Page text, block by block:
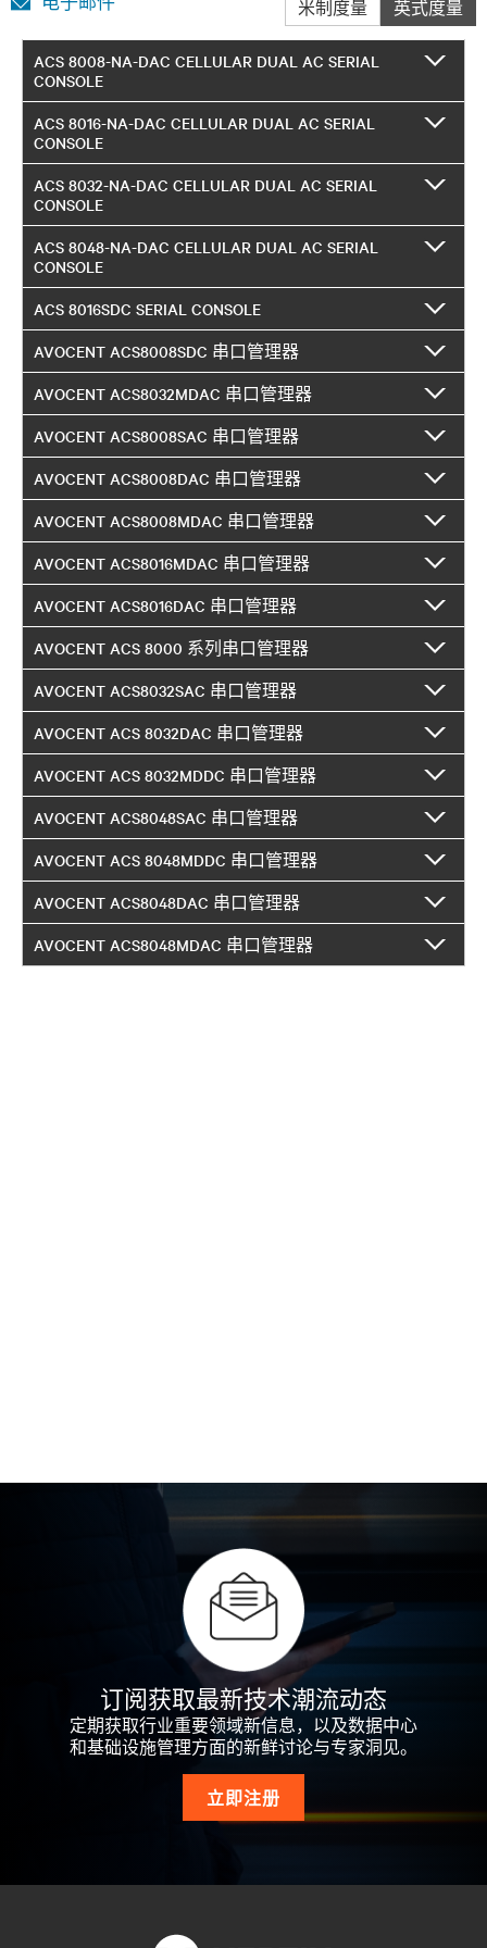
米制度量 英式度量
ACS 8008-NA-DAC CELLULAR DUAL AC SERIAL
CONSOLE
ACS 8016-NA-DAC CELLULAR DUAL AC SERIAL
CONSOLE
ACS 8032-NA-DAC CELLULAR DUAL AC SERIAL
CONSOLE
ACS 8048-NA-DAC CELLULAR DUAL AC SERIAL
CONSOLE
ACS 8016SDC SERIAL CONSOLE
AVOCENT ACS8008SDC 串口管理器
AVOCENT ACS8032MDAC 串口管理器
AVOCENT ACS8008SAC 串口管理器
AVOCENT ACS8008DAC 串口管理器
AVOCENT ACS8008MDAC 串口管理器
AVOCENT ACS8016MDAC 串口管理器
AVOCENT ACS8016DAC 串口管理器
AVOCENT ACS 8000 系列串口管理器
AVOCENT ACS8032SAC 串口管理器
AVOCENT ACS 8032DAC 串口管理器
AVOCENT ACS 8032MDDC 串口管理器
AVOCENT ACS8048SAC 串口管理器
AVOCENT ACS 8048MDDC 串口管理器
AVOCENT ACS8048DAC 串口管理器
AVOCENT ACS8048MDAC 串口管理器
订阅获取最新技术潮流动态
定期获取行业重要领域新信息，以及数据中心
和基础设施管理方面的新鲜讨论与专家洞见。
立即注册